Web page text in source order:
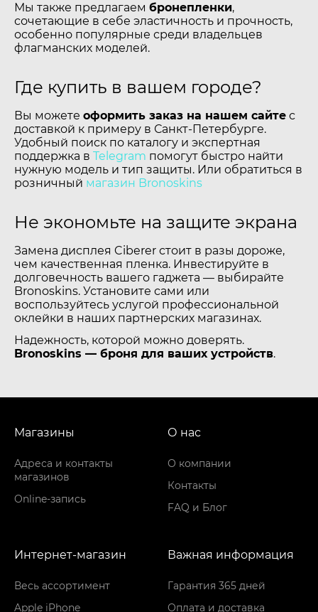
Мы также предлагаем бронепленки,
сочетающие в себе эластичность и прочность,
особенно популярные среди владельцев
флагманских моделей.
Где купить в вашем городе?
Вы можете оформить заказ на нашем сайте с
доставкой к примеру в Санкт-Петербурге.
Удобный поиск по каталогу и экспертная
поддержка в Telegram помогут быстро найти
нужную модель и тип защиты. Или обратиться в
розничный магазин Bronoskins
Не экономьте на защите экрана
Замена дисплея Ciberer стоит в разы дороже,
чем качественная пленка. Инвестируйте в
долговечность вашего гаджета — выбирайте
Bronoskins. Установите сами или
воспользуйтесь услугой профессиональной
оклейки в наших партнерских магазинах.
Надежность, которой можно доверять.
Bronoskins — броня для ваших устройств.
Магазины
Адреса и контакты
магазинов
Online-запись
О нас
О компании
Контакты
FAQ и Блог
Интернет-магазин
Весь ассортимент
Apple iPhone
Важная информация
Гарантия 365 дней
Оплата и доставка